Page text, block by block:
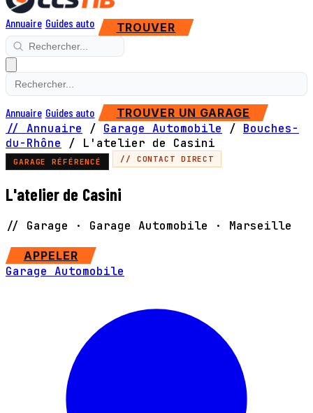
Annuaire Guides auto TROUVER
Annuaire Guides auto TROUVER UN GARAGE
// Annuaire / Garage Automobile / Bouches-
du-Rhône
/ L'atelier de Casini
GARAGE RÉFÉRENCÉ // CONTACT DIRECT
L'atelier de Casini
// Garage · Garage Automobile · Marseille
APPELER
Garage Automobile